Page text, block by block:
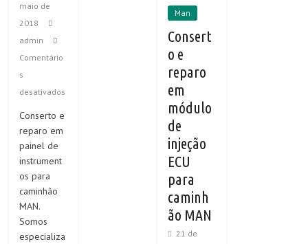
maio de
2018
admin
Comentário
s
desativados
Conserto e
reparo em
painel de
instrument
os para
caminhão
MAN.
Somos
especializa
Man
Consert
o e
reparo
em
módulo
de
injeção
ECU
para
caminh
ão MAN
21 de